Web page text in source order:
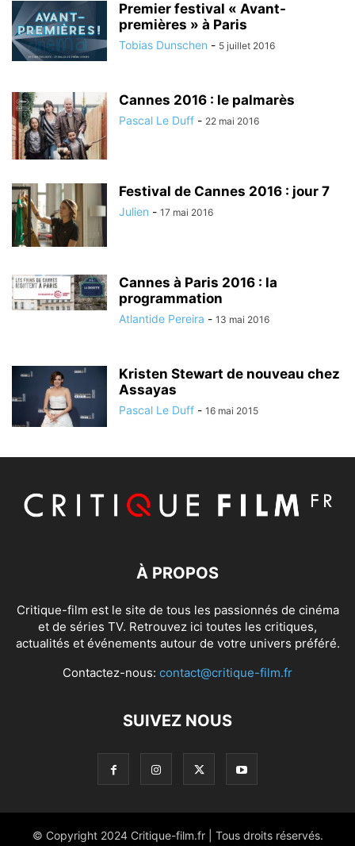
Premier festival « Avant-
premières » à Paris
Tobias Dunschen - 5 juillet 2016
Cannes 2016 : le palmarès
Pascal Le Duff - 22 mai 2016
Festival de Cannes 2016 : jour 7
Julien - 17 mai 2016
Cannes à Paris 2016 : la
programmation
Atlantide Pereira - 13 mai 2016
Kristen Stewart de nouveau chez
Assayas
Pascal Le Duff - 16 mai 2015
À PROPOS
Critique-film est le site de tous les passionnés de cinéma
et de séries TV. Retrouvez ici toutes les critiques,
actualités et événements autour de votre univers préféré.
Contactez-nous: contact@critique-film.fr
SUIVEZ NOUS
© Copyright 2024 Critique-film.fr | Tous droits réservés.